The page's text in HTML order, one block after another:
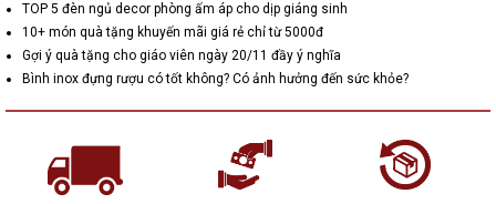
TOP 5 đèn ngủ decor phòng ấm áp cho dịp giáng sinh
10+ món quà tặng khuyến mãi giá rẻ chỉ từ 5000đ
Gợi ý quà tặng cho giáo viên ngày 20/11 đầy ý nghĩa
Bình inox đựng rượu có tốt không? Có ảnh hưởng đến sức khỏe?